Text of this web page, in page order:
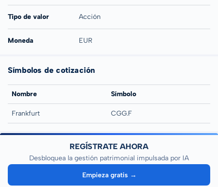
Tipo de valor Acción
Moneda EUR
Símbolos de cotización
Nombre Símbolo
Frankfurt CGG.F
REGÍSTRATE AHORA
Desbloquea la gestión patrimonial impulsada por IA
Empieza gratis →